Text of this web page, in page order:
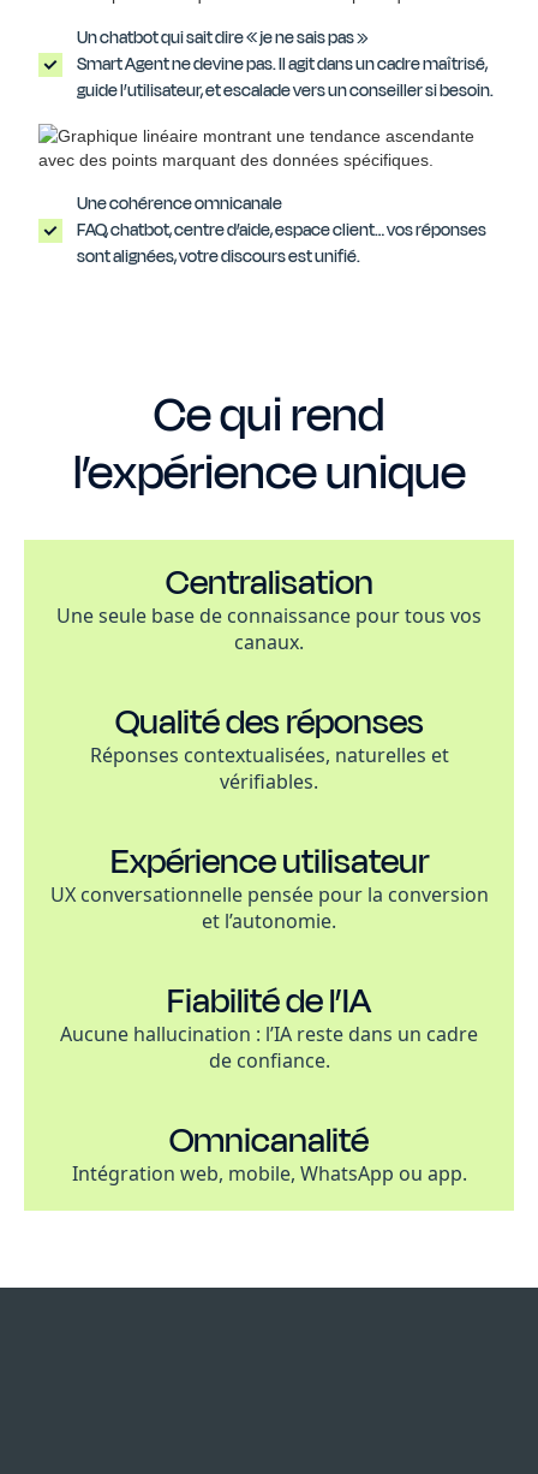
Un chatbot qui sait dire « je ne sais pas »
Smart Agent ne devine pas. Il agit dans un cadre maîtrisé,
guide l’utilisateur, et escalade vers un conseiller si besoin.
Une cohérence omnicanale
FAQ, chatbot, centre d’aide, espace client… vos réponses
sont alignées, votre discours est unifié.
Ce qui rend
l’expérience unique
Centralisation
Une seule base de connaissance pour tous vos
canaux.
Qualité des réponses
Réponses contextualisées, naturelles et
vérifiables.
Expérience utilisateur
UX conversationnelle pensée pour la conversion
et l’autonomie.
Fiabilité de l’IA
Aucune hallucination : l’IA reste dans un cadre
de confiance.
Omnicanalité
Intégration web, mobile, WhatsApp ou app.